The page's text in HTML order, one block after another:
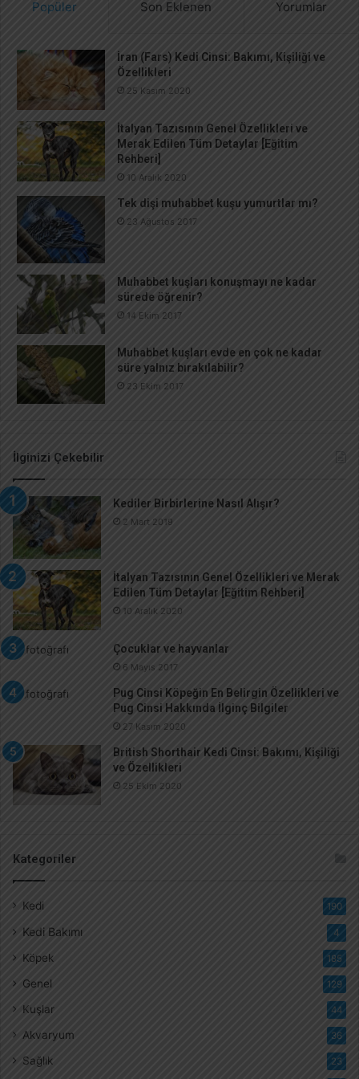
Popüler Son Eklenen Yorumlar
İran (Fars) Kedi Cinsi: Bakımı, Kişiliği ve
Özellikleri
25 Kasım 2020
İtalyan Tazısının Genel Özellikleri ve
Merak Edilen Tüm Detaylar [Eğitim
Rehberi]
10 Aralık 2020
Tek dişi muhabbet kuşu yumurtlar mı?
23 Ağustos 2017
Muhabbet kuşları konuşmayı ne kadar
sürede öğrenir?
14 Ekim 2017
Muhabbet kuşları evde en çok ne kadar
süre yalnız bırakılabilir?
23 Ekim 2017
İlginizi Çekebilir
Kediler Birbirlerine Nasıl Alışır?
2 Mart 2019
İtalyan Tazısının Genel Özellikleri ve Merak
Edilen Tüm Detaylar [Eğitim Rehberi]
10 Aralık 2020
Çocuklar ve hayvanlar
6 Mayıs 2017
Pug Cinsi Köpeğin En Belirgin Özellikleri ve
Pug Cinsi Hakkında İlginç Bilgiler
27 Kasım 2020
British Shorthair Kedi Cinsi: Bakımı, Kişiliği
ve Özellikleri
25 Ekim 2020
Kategoriler
Kedi 190
Kedi Bakımı 4
Köpek 185
Genel 129
Kuşlar 44
Akvaryum 36
Sağlık 23